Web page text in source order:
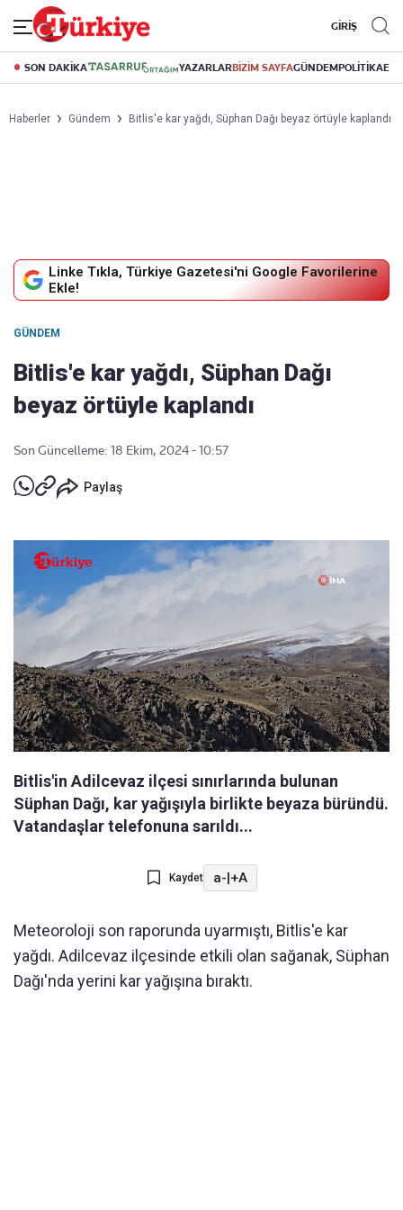
GİRİŞ
SON DAKİKA YAZARLARBİZİM SAYFAGÜNDEMPOLİTİKA
Haberler Gündem Bitlis'e kar yağdı, Süphan Dağı beyaz örtüyle kaplandı
Linke Tıkla, Türkiye Gazetesi'ni Google Favorilerine
Ekle!
GÜNDEM
Bitlis'e kar yağdı, Süphan Dağı
beyaz örtüyle kaplandı
Son Güncelleme: 18 Ekim, 2024 - 10:57
Paylaş
Bitlis'in Adilcevaz ilçesi sınırlarında bulunan
Süphan Dağı, kar yağışıyla birlikte beyaza büründü.
Vatandaşlar telefonuna sarıldı...
Kaydet a-|+A
Meteoroloji son raporunda uyarmıştı, Bitlis'e kar
yağdı. Adilcevaz ilçesinde etkili olan sağanak, Süphan
Dağı'nda yerini kar yağışına bıraktı.